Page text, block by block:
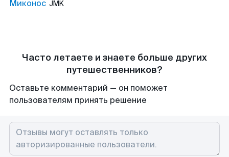
Миконос JMK
Часто летаете и знаете больше других
путешественников?
Оставьте комментарий — он поможет
пользователям принять решение